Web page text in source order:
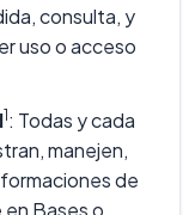
consulta, y
uso o acceso
1 : Todas y cada
manejen,
de
Bases o